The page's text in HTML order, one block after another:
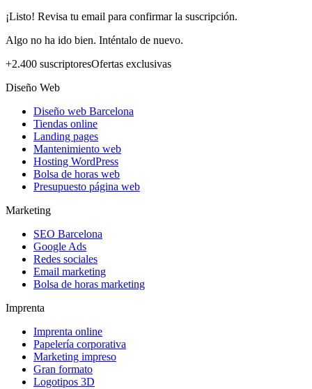
¡Listo! Revisa tu email para confirmar la suscripción.
Algo no ha ido bien. Inténtalo de nuevo.
+2.400 suscriptoresOfertas exclusivas
Diseño Web
Diseño web Barcelona
Tiendas online
Landing pages
Mantenimiento web
Hosting WordPress
Bolsa de horas web
Presupuesto página web
Marketing
SEO Barcelona
Google Ads
Redes sociales
Email marketing
Bolsa de horas marketing
Imprenta
Imprenta online
Papelería corporativa
Marketing impreso
Gran formato
Logotipos 3D